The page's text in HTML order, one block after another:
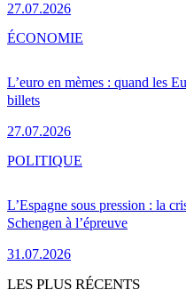
27.07.2026
L’euro en mèmes : quand les
billets
27.07.2026
ÉCONOMIE
L’Espagne sous pression : la
Schengen à l’épreuve
31.07.2026
POLITIQUE
LES PLUS RÉCENTS